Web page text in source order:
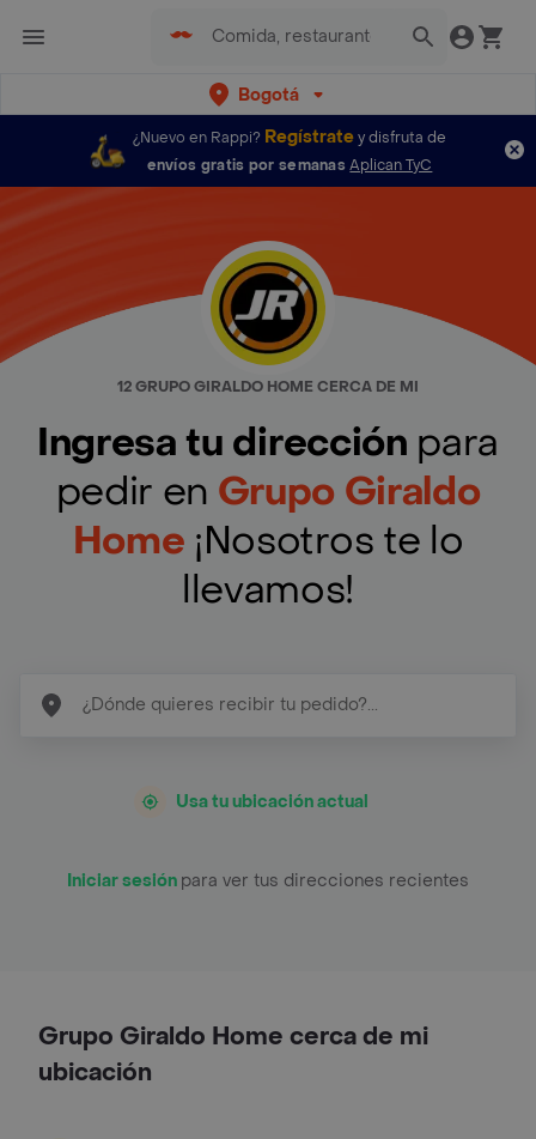
Bogotá
¿Nuevo en Rappi? Regístratey disfruta de
envíos gratis por semanas Aplican TyC
12 GRUPO GIRALDO HOME CERCA DE MI
Ingresa tu dirección para
pedir en Grupo Giraldo
Home ¡Nosotros te lo
llevamos!
Usa tu ubicación actual
Iniciar sesión para ver tus direcciones recientes
Grupo Giraldo Home cerca de mi
ubicación